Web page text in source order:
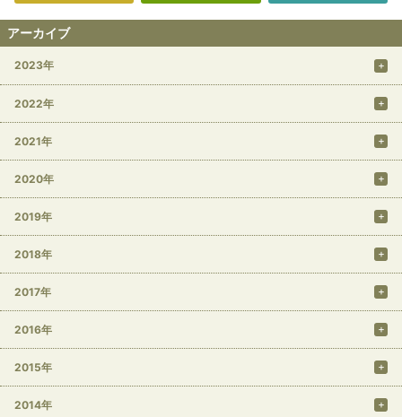
アーカイブ
2023年
2022年
2021年
2020年
2019年
2018年
2017年
2016年
2015年
2014年